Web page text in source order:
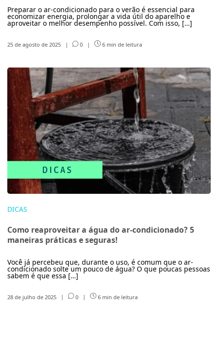
Preparar o ar-condicionado para o verão é essencial para
economizar energia, prolongar a vida útil do aparelho e
aproveitar o melhor desempenho possível. Com isso, […]
25 de agosto de 2025 | 0 | 6 min de leitura
DICAS
Como reaproveitar a água do ar-condicionado? 5
maneiras práticas e seguras!
Você já percebeu que, durante o uso, é comum que o ar-
condicionado solte um pouco de água? O que poucas pessoas
sabem é que essa […]
28 de julho de 2025 | 0 | 6 min de leitura